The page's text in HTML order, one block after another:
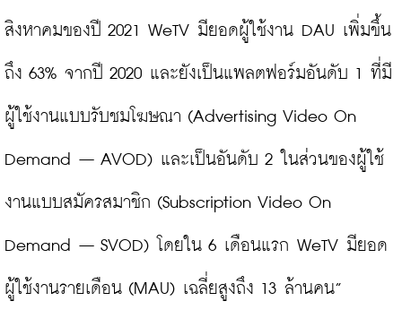
สิงหาคมของปี 2021 WeTV มียอดผู้ใช้งาน DAU เพิ่มขึ้น
ถึง 63% จากปี 2020 และยังเป็นแพลตฟอร์มอันดับ 1 ที่มี
ผู้ใช้งานแบบรับชมโฆษณา (Advertising Video On
Demand – AVOD) และเป็นอันดับ 2 ในส่วนของผู้ใช้
งานแบบสมัครสมาชิก (Subscription Video On
Demand – SVOD) โดยใน 6 เดือนแรก WeTV มียอด
ผู้ใช้งานรายเดือน (MAU) เฉลี่ยสูงถึง 13 ล้านคน”